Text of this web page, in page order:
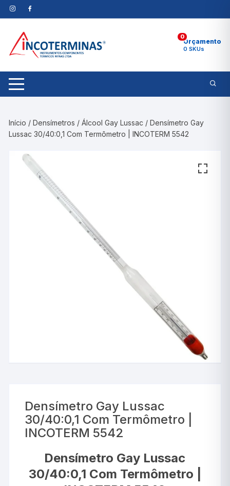
Pular
para
conteúdo
0
Orçamento
0 SKUs
Início /Densímetros /Álcool Gay Lussac / Densímetro Gay
Lussac 30/40:0,1 Com Termômetro | INCOTERM 5542
Densímetro Gay Lussac
30/40:0,1 Com Termômetro |
INCOTERM 5542
Densímetro Gay Lussac
30/40:0,1 Com Termômetro |